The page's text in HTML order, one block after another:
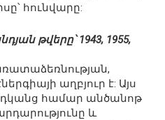
հունվարը:
թվերը՝ 1943, 1955,
աղբյուր է: Այս
համար անծանոթ
և